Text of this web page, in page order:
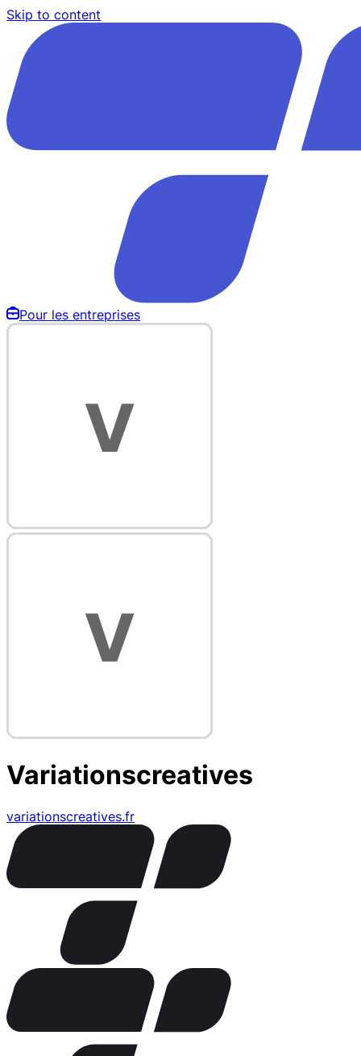
Skip to content
Pour les entreprises
Variationscreatives
variationscreatives.fr